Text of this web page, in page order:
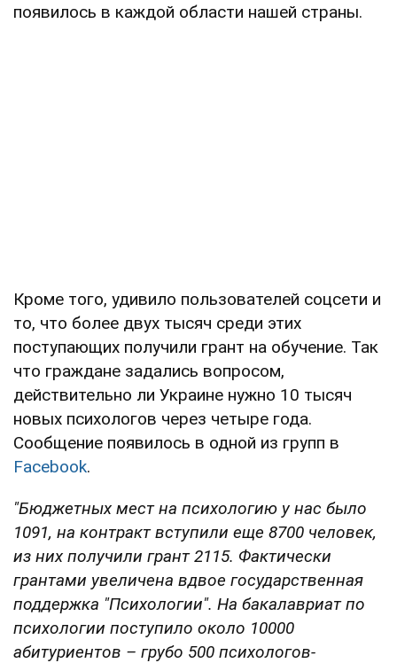
появилось в каждой области нашей страны.
Кроме того, удивило пользователей соцсети и
то, что более двух тысяч среди этих
поступающих получили грант на обучение. Так
что граждане задались вопросом,
действительно ли Украине нужно 10 тысяч
новых психологов через четыре года.
Сообщение появилось в одной из групп в
Facebook.
"Бюджетных мест на психологию у нас было
1091, на контракт вступили еще 8700 человек,
из них получили грант 2115. Фактически
грантами увеличена вдвое государственная
поддержка "Психологии". На бакалавриат по
психологии поступило около 10000
абитуриентов – грубо 500 психологов-